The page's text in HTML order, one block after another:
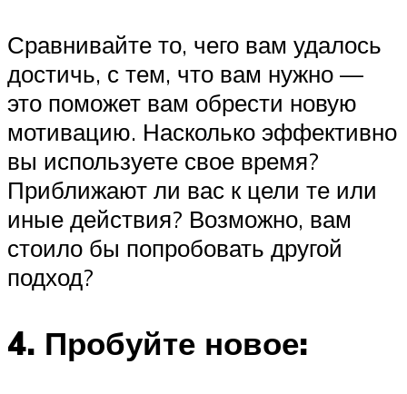
Сравнивайте то, чего вам удалось
достичь, с тем, что вам нужно —
это поможет вам обрести новую
мотивацию. Насколько эффективно
вы используете свое время?
Приближают ли вас к цели те или
иные действия? Возможно, вам
стоило бы попробовать другой
подход?
4. Пробуйте новое: